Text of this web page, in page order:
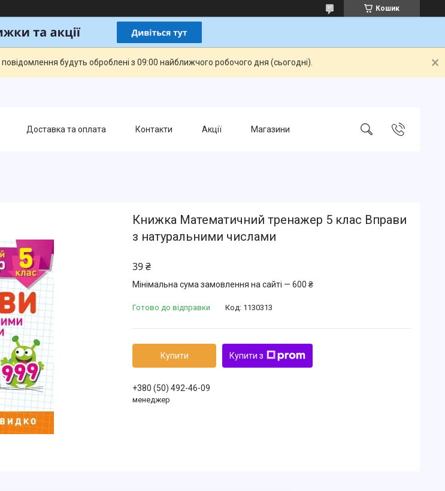
Кошик
будуть оброблені з 09:00 найближчого робочого дня (сьогодні).
Доставка та оплата Контакти Акції Магазини
Книжка Математичний тренажер 5 клас Вправи
з натуральними числами
39 ₴
Мінімальна сума замовлення на сайті — 600 ₴
Готово до відправки Код: 1130313
Купити Купити з
+380 (50) 492-46-09
менеджер